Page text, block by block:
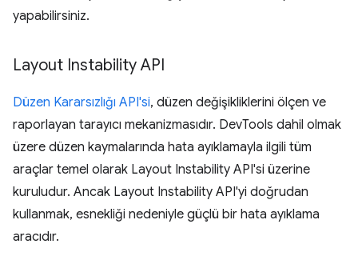
yapabilirsiniz.
Layout Instability API
Düzen Kararsızlığı API'si, düzen değişikliklerini ölçen ve
raporlayan tarayıcı mekanizmasıdır. DevTools dahil olmak
üzere düzen kaymalarında hata ayıklamayla ilgili tüm
araçlar temel olarak Layout Instability API'si üzerine
kuruludur. Ancak Layout Instability API'yi doğrudan
kullanmak, esnekliği nedeniyle güçlü bir hata ayıklama
aracıdır.